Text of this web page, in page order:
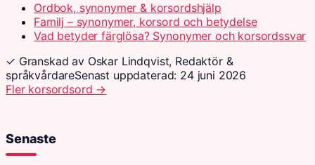
Ordbok, synonymer & korsordshjälp
Familj – synonymer, korsord och betydelse
Vad betyder färglösa? Synonymer och korsordssvar
✓ Granskad av Oskar Lindqvist, Redaktör &
språkvårdareSenast uppdaterad: 24 juni 2026
Fler korsordsord →
Senaste